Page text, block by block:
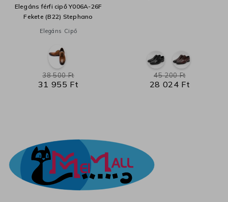
Elegáns férfi cipő Y006A-26F
Fekete (B22) Stephano
Elegáns Cipő
31 955 Ft
38 500 Ft
28 024 Ft
45 200 Ft